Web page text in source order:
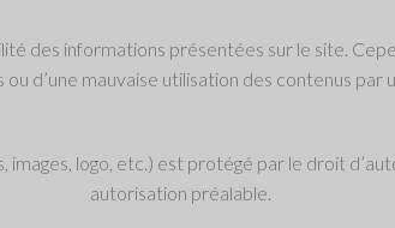
des informations présentées sur le site.
ou d’une mauvaise utilisation des contenus par
images, logo, etc.) est protégé par le droit
autorisation préalable.